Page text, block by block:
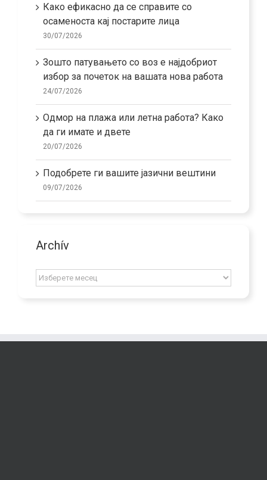
Како ефикасно да се справите со
осаменоста кај постарите лица
30/07/2026
Зошто патувањето со воз е најдобриот
избор за почеток на вашата нова работа
24/07/2026
Одмор на плажа или летна работа? Како
да ги имате и двете
20/07/2026
Подобрете ги вашите јазични вештини
09/07/2026
Archív
Archív